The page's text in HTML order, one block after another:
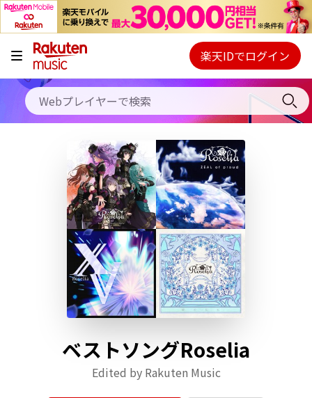
キャンペーン
料金プラン
使い方
初回30日間無料お試し
Webプレイヤー
ご契約内容の確認・変更
楽天IDでログイン
ベストソングRoselia
Edited by Rakuten Music